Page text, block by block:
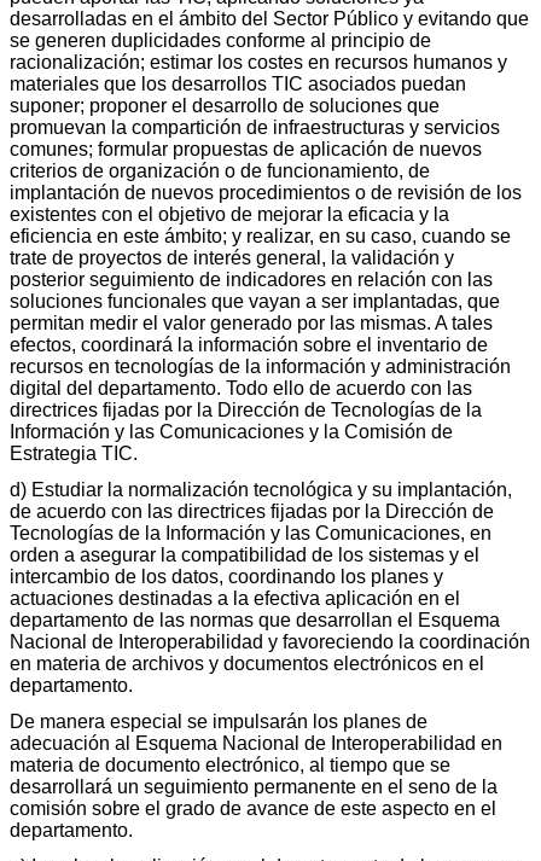
desarrolladas en el ámbito del Sector Público y evitando que
se generen duplicidades conforme al principio de
racionalización; estimar los costes en recursos humanos y
materiales que los desarrollos TIC asociados puedan
suponer; proponer el desarrollo de soluciones que
promuevan la compartición de infraestructuras y servicios
comunes; formular propuestas de aplicación de nuevos
criterios de organización o de funcionamiento, de
implantación de nuevos procedimientos o de revisión de los
existentes con el objetivo de mejorar la eficacia y la
eficiencia en este ámbito; y realizar, en su caso, cuando se
trate de proyectos de interés general, la validación y
posterior seguimiento de indicadores en relación con las
soluciones funcionales que vayan a ser implantadas, que
permitan medir el valor generado por las mismas. A tales
efectos, coordinará la información sobre el inventario de
recursos en tecnologías de la información y administración
digital del departamento. Todo ello de acuerdo con las
directrices fijadas por la Dirección de Tecnologías de la
Información y las Comunicaciones y la Comisión de
Estrategia TIC.
d) Estudiar la normalización tecnológica y su implantación,
de acuerdo con las directrices fijadas por la Dirección de
Tecnologías de la Información y las Comunicaciones, en
orden a asegurar la compatibilidad de los sistemas y el
intercambio de los datos, coordinando los planes y
actuaciones destinadas a la efectiva aplicación en el
departamento de las normas que desarrollan el Esquema
Nacional de Interoperabilidad y favoreciendo la coordinación
en materia de archivos y documentos electrónicos en el
departamento.
De manera especial se impulsarán los planes de
adecuación al Esquema Nacional de Interoperabilidad en
materia de documento electrónico, al tiempo que se
desarrollará un seguimiento permanente en el seno de la
comisión sobre el grado de avance de este aspecto en el
departamento.